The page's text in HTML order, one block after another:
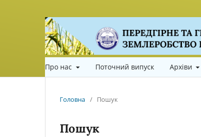
Про нас Поточний випуск Архіви
Головна / Пошук
Пошук